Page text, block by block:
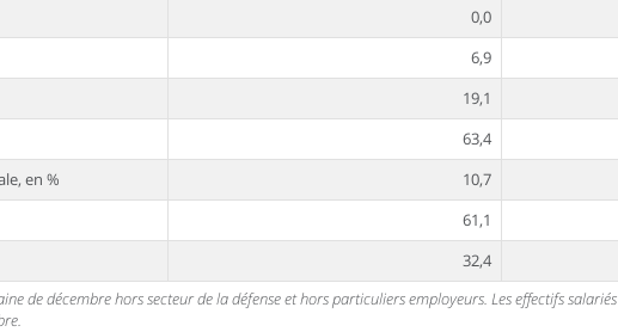
0,0
6,9
19,1
63,4
en %
10,7
61,1
32,4
de décembre hors secteur de la défense et hors particuliers employeurs. Les effectifs salariés